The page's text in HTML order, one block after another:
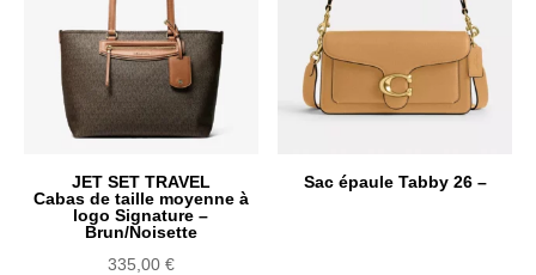
JET SET TRAVEL
Cabas de taille moyenne à
logo Signature –
Brun/Noisette
335,00 €
Sac épaule Tabby 26 –